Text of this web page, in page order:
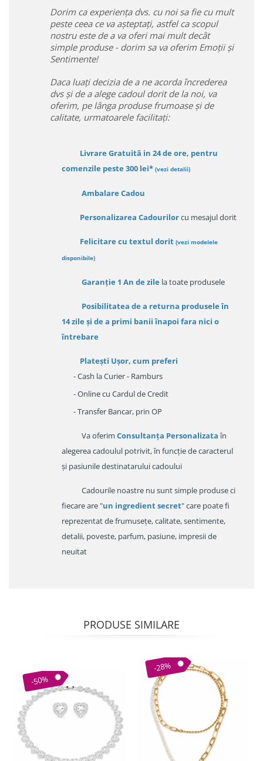
Dorim ca experiența dvs. cu noi sa fie cu mult
peste ceea ce va așteptați, astfel ca scopul
nostru este de a va oferi mai mult decât
simple produse - dorim sa va oferim Emoții și
Sentimente!
Daca luați decizia de a ne acorda încrederea
dvs și de a alege cadoul dorit de la noi, va
oferim, pe lânga produse frumoase și de
calitate, urmatoarele facilitați:
Livrare Gratuită in 24 de ore, pentru
comenzile peste 300 lei* (vezi detalii)
Ambalare Cadou
Personalizarea Cadourilorcu mesajul dorit
Felicitare cu textul dorit (vezi modelele
disponibile)
Garanție 1 An de zile la toate produsele
Posibilitatea de a returna produsele în
14 zileși de a primi banii înapoi fara nici o
întrebare
Platești Ușor, cum preferi
- Cash la Curier - Ramburs
- Online cu Cardul de Credit
- Transfer Bancar, prin OP
Va oferim Consultanța Personalizataîn
alegerea cadoulul potrivit, în funcție de caracterul
și pasiunile destinatarului cadoului
Cadourile noastre nu sunt simple produse ci
fiecare are "un ingredient secret" care poate fi
reprezentat de frumusețe, calitate, sentimente,
detalii, poveste, parfum, pasiune, impresii de
neuitat
PRODUSE SIMILARE
-50%
-28%